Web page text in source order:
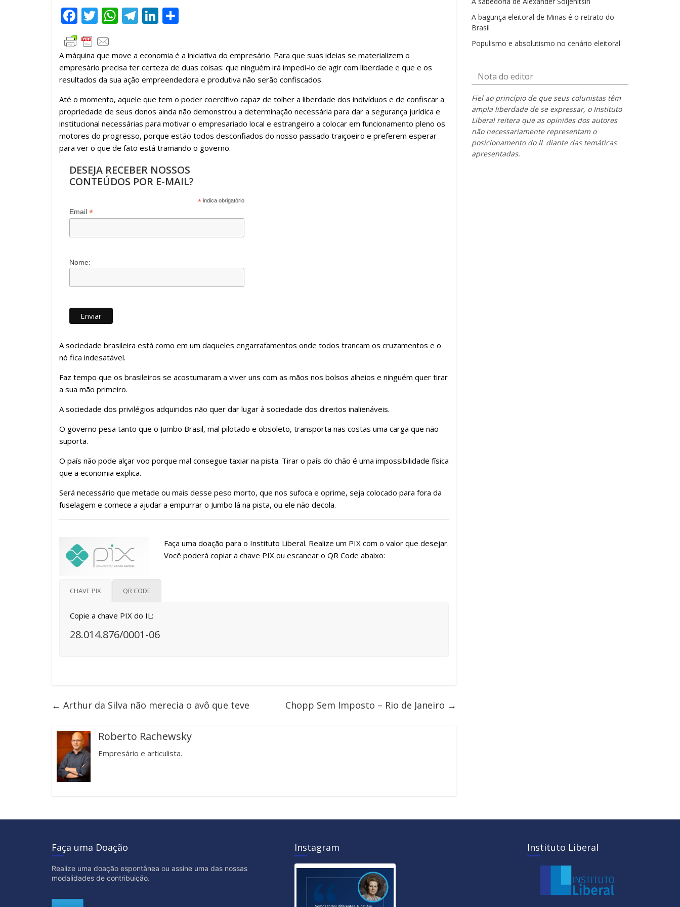
F
ac
e
b
o
o
k
T
w
itt
er
W
s
A
p
p
T
gr
a
m
Li
e
dI
n
m
p
ar
til
h
ar
A máquina que move a economia é a iniciativa do empresário. Para que suas ideias se materializem o
empresário precisa ter certeza de duas coisas: que ninguém irá impedi-lo de agir com liberdade e que e os
resultados da sua ação empreendedora e produtiva não serão confiscados.
Até o momento, aquele que tem o poder coercitivo capaz de tolher a liberdade dos indivíduos e de confiscar a
propriedade de seus donos ainda não demonstrou a determinação necessária para dar a segurança jurídica e
institucional necessárias para motivar o empresariado local e estrangeiro a colocar em funcionamento pleno os
motores do progresso, porque estão todos desconfiados do nosso passado traiçoeiro e preferem esperar
para ver o que de fato está tramando o governo.
DESEJA RECEBER NOSSOS
CONTEÚDOS POR E-MAIL?
*indica obrigatório
Email *
Nome:
A sociedade brasileira está como em um daqueles engarrafamentos onde todos trancam os cruzamentos e o
nó fica indesatável.
Faz tempo que os brasileiros se acostumaram a viver uns com as mãos nos bolsos alheios e ninguém quer tirar
a sua mão primeiro.
A sociedade dos privilégios adquiridos não quer dar lugar à sociedade dos direitos inalienáveis.
O governo pesa tanto que o Jumbo Brasil, mal pilotado e obsoleto, transporta nas costas uma carga que não
suporta.
O país não pode alçar voo porque mal consegue taxiar na pista. Tirar o país do chão é uma impossibilidade física
que a economia explica.
Será necessário que metade ou mais desse peso morto, que nos sufoca e oprime, seja colocado para fora da
fuselagem e comece a ajudar a empurrar o Jumbo lá na pista, ou ele não decola.
Faça uma doação para o Instituto Liberal. Realize um PIX com o valor que desejar.
Você poderá copiar a chave PIX ou escanear o QR Code abaixo:
CHAVE PIX QR CODE
Copie a chave PIX do IL:
28.014.876/0001-06
← Arthur da Silva não merecia o avô que teve Chopp Sem Imposto – Rio de Janeiro →
Roberto Rachewsky
Empresário e articulista.
A bagunça eleitoral de Minas é o retrato do
Brasil
Populismo e absolutismo no cenário eleitoral
Nota do editor
Fiel ao princípio de que seus colunistas têm
ampla liberdade de se expressar, o Instituto
Liberal reitera que as opiniões dos autores
não necessariamente representam o
posicionamento do IL diante das temáticas
apresentadas.
Faça uma Doação
Realize uma doação espontânea ou assine uma das nossas
modalidades de contribuição.
Instagram Instituto Liberal